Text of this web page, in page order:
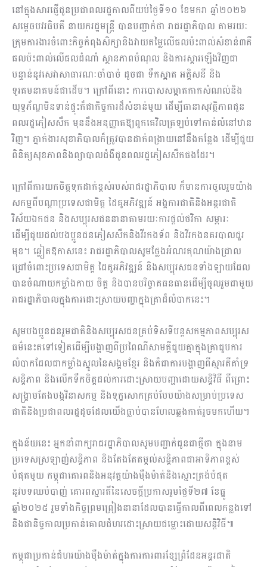
នៅក្នុងសារផ្ញើជូនប្រជាពលរដ្ឋកាលពីយប់ថ្ងៃទី១០ ខែមករា ឆ្នាំ២០២៦
សម្តេចបវរធិបតី នាយករដ្ឋមន្ត្រី បានបញ្ជាក់ថា រាជរដ្ឋាភិបាល តាមរយៈ
ក្រុមការងារចំពោះកិច្ចកំពុងសិក្សានិងវាយតម្លៃលើផលប៉ះពាល់សំខាន់៣គឺ
ផលប៉ះពាល់លើផលដំណាំ ស្ថានភាពបំណុល និងការស្តារឡើងវិញជា
បន្ទាន់នូវសេវាសាធារណៈចាំបាច់ ដូចជា ទឹកស្អាត អគ្គិសនី និង
ទូរគមនាគមន៍ជាដើម។ ក្រៅពីនោះ ការបោសសម្អាតកាកសំណល់និង
យុទ្ធភ័ណ្ឌមិនទាន់ផ្ទុះក៏ជាកិច្ចការដ៏សំខាន់មួយ ដើម្បីធានាសុវត្ថិភាពជូន
ពលរដ្ឋភៀសសឹក មុននឹងអនុញ្ញាតឱ្យពួកគេវិលត្រឡប់ទៅកាន់លំនៅឋាន
វិញ។ ភ្នាក់ងារសុខាភិបាលក៏ត្រូវបានដាក់ពង្រាយនៅនឹងកន្លែង ដើម្បីជួយ
ពិនិត្យសុខភាពនិងព្យាបាលជំងឺជូនពលរដ្ឋភៀសសឹកផងដែរ។
ក្រៅពីការយកចិត្តទុកដាក់ខ្ពស់របស់រាជរដ្ឋាភិបាល ក៏មានការចូលរួមយ៉ាង
សកម្មពីបណ្តាប្រទេសជាមិត្ត ដៃគូអភិវឌ្ឍន៍ អង្គការជាតិនិងអន្តរជាតិ
វិស័យឯកជន និងសប្បុរសជននានាតាមរយៈការផ្តល់ថវិកា សម្ភារៈ
ដើម្បីជួយដល់បងប្អូនជនភៀសសឹកនិងវីរកងទ័ព និងវីរកងនគរបាលជួរ
មុខ។ ឆ្លៀតឱកាសនេះ រាជរដ្ឋាភិបាលសូមថ្លែងអំណរគុណយ៉ាងជ្រាល
ជ្រៅចំពោះប្រទេសជាមិត្ត ដៃគូអភិវឌ្ឍន៍ និងសប្បុរសជនទាំងឡាយដែល
បានចំណាយកម្លាំងកាយ ចិត្ត និងបានបរិច្ចាគធនធានដើម្បីចូលរួមជាមួយ
រាជរដ្ឋាភិបាលក្នុងការដោះស្រាយបញ្ហាក្នុងគ្រាដ៏លំបាកនេះ។
សូមបងប្អូនជនរួមជាតិនិងសប្បុរសជនគ្រប់ទិសទីបន្តសកម្មភាពសប្បុរស
ធម៌នេះតទៅទៀតដើម្បីបង្ហាញពីប្រពៃណីសាមគ្គីជួយគ្នាក្នុងគ្រាជួបការ
លំបាកដែលជាកម្លាំងស្នូលនៃសង្គមខ្មែរ និងក៏ជាការបង្ហាញពីស្មារតីគាំទ្រ
សន្តិភាព និងលើកទឹកចិត្តដល់ការដោះស្រាយបញ្ហាដោយសន្តិវិធី ពីព្រោះ
សង្គ្រាមតែងបង្កវិនាសកម្ម និងទុក្ខសោកគ្រប់បែបយ៉ាងសម្រាប់ប្រទេស
ជាតិនិងប្រជាពលរដ្ឋដូចដែលយើងធ្លាប់បានហែលឆ្លងកាត់រួចមកហើយ។
ក្នុងន័យនេះ អ្នកនាំពាក្យរាជរដ្ឋាភិបាលសូមបញ្ជាក់ជូនជាថ្មីថា ក្នុងនាម
ប្រទេសស្រឡាញ់សន្តិភាព និងតែងតែតម្កល់សន្តិភាពជាអាទិភាពខ្ពស់
បំផុតមួយ កម្ពុជាគោរពនិងអនុវត្តយ៉ាងម៉ឺងម៉ាត់និងស្មោះត្រង់បំផុត
នូវបទឈប់បាញ់ គោរពស្មារតីនៃសេចក្តីប្រកាសរួមថ្ងៃទី២៧ ខែធ្នូ
ឆ្នាំ២០២៥ រួមទាំងកិច្ចព្រមព្រៀងនានាដែលបានធ្វើកាលពីពេលកន្លងទៅ
និងជានិច្ចកាលប្រកាន់គោលជំហរដោះស្រាយជម្លោះដោយសន្តិវិធី៕
កម្ពុជាប្រកាន់ជំហរយ៉ាងម៉ឺងម៉ាត់ក្នុងការការពារខ្សែព្រំដែនអន្តរជាតិ